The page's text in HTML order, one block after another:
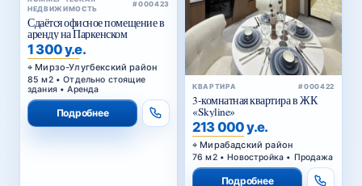
НЕДВИЖИМОСТЬ
#000423
Сдаётся офисное помещение в
аренду на Паркенском
1 300 у.е.
Мирзо-Улугбекский район
85 м2 • Отдельно стоящие
здания • Аренда
Подробнее
КВАРТИРА #000422
3-комнатная квартира в ЖК
«Skyline»
213 000 у.е.
Мирабадский район
76 м2 • Новостройка • Продажа
Подробнее